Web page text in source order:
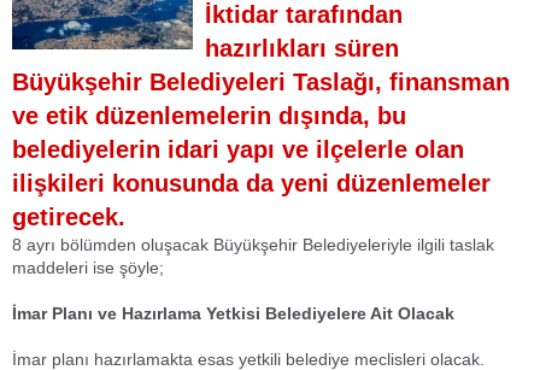
İktidar tarafından
hazırlıkları süren
Büyükşehir Belediyeleri Taslağı, finansman
ve etik düzenlemelerin dışında, bu
belediyelerin idari yapı ve ilçelerle olan
ilişkileri konusunda da yeni düzenlemeler
getirecek.
8 ayrı bölümden oluşacak Büyükşehir Belediyeleriyle ilgili taslak
maddeleri ise şöyle;
İmar Planı ve Hazırlama Yetkisi Belediyelere Ait Olacak
İmar planı hazırlamakta esas yetkili belediye meclisleri olacak.